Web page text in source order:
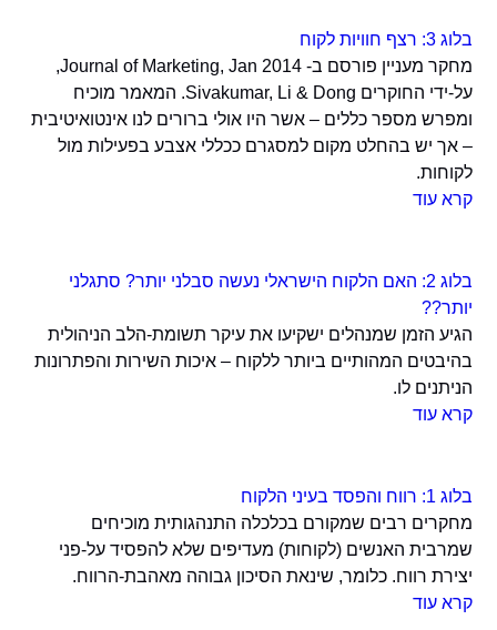
בלוג 3: רצף חוויות לקוח
מחקר מעניין פורסם ב- Journal of Marketing, Jan 2014,
על-ידי החוקרים Sivakumar, Li & Dong. המאמר מוכיח
ומפרש מספר כללים – אשר היו אולי ברורים לנו אינטואיטיבית
– אך יש בהחלט מקום למסגרם ככללי אצבע בפעילות מול
לקוחות.
קרא עוד
בלוג 2: האם הלקוח הישראלי נעשה סבלני יותר? סתגלני
יותר??
הגיע הזמן שמנהלים ישקיעו את עיקר תשומת-הלב הניהולית
בהיבטים המהותיים ביותר ללקוח – איכות השירות והפתרונות
הניתנים לו.
קרא עוד
בלוג 1: רווח והפסד בעיני הלקוח
מחקרים רבים שמקורם בכלכלה התנהגותית מוכיחים
שמרבית האנשים (לקוחות) מעדיפים שלא להפסיד על-פני
יצירת רווח. כלומר, שינאת הסיכון גבוהה מאהבת-הרווח.
קרא עוד